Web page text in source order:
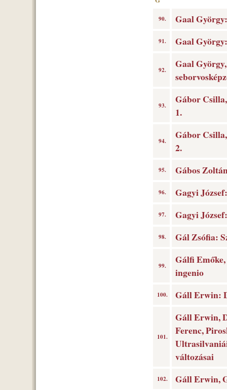
90. Gaal
91. Gaal
92.
Gaal
93.
Gábor
1.
94.
Gábor
2.
95. Gábos
96. Gagyi
97. Gagyi
98. Gál Zsófia:
99.
Gálfi
ingenio
100. Gáll Erwin:
101.
Gáll Erwin,
Ferenc,
változásai
102. Gáll Erwin,